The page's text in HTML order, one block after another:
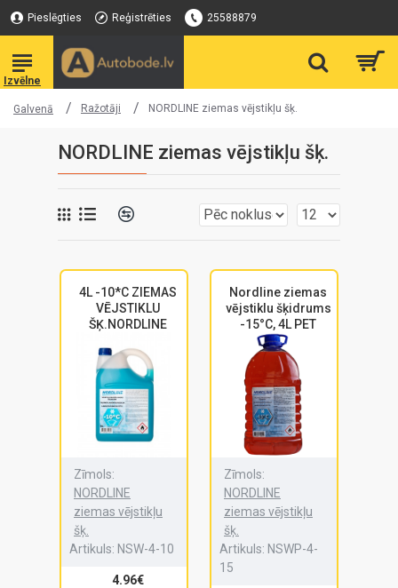
Pieslēgties Reģistrēties 25588879
Galvenā Ražotāji NORDLINE ziemas vējstikļu šķ.
NORDLINE ziemas vējstikļu šķ.
4L -10*C ZIEMAS
VĒJSTIKLU
ŠĶ.NORDLINE
Zīmols:
NORDLINE
ziemas vējstikļu
šķ.
Artikuls: NSW-4-10
4.96€
Nordline ziemas
vējstiklu šķidrums
-15°C, 4L PET
Zīmols:
NORDLINE
ziemas vējstikļu
šķ.
Artikuls: NSWP-4-
15